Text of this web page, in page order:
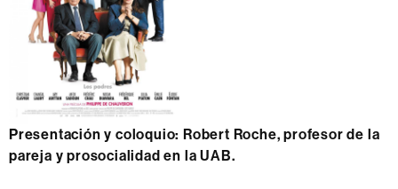
Presentación y coloquio: Robert Roche, profesor de la
pareja y prosocialidad en la UAB.